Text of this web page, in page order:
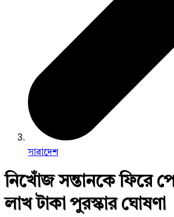
সারাদেশ
নিখোঁজ সন্তানকে ফিরে
লাখ টাকা পুরস্কার ঘোষণা